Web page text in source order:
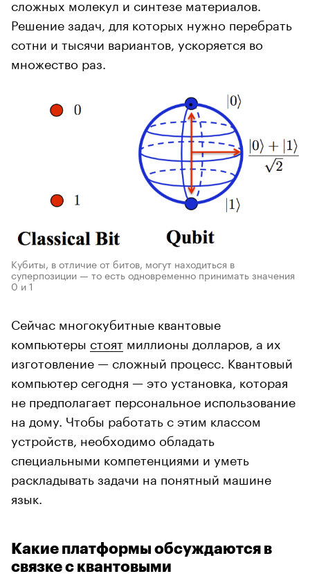
сложных молекул и синтезе материалов.
Решение задач, для которых нужно перебрать
сотни и тысячи вариантов, ускоряется во
множество раз.
Кубиты, в отличие от битов, могут находиться в
суперпозиции — то есть одновременно принимать значения
0 и 1
Сейчас многокубитные квантовые
компьютеры стоят миллионы долларов, а их
изготовление — сложный процесс. Квантовый
компьютер сегодня — это установка, которая
не предполагает персональное использование
на дому. Чтобы работать с этим классом
устройств, необходимо обладать
специальными компетенциями и уметь
раскладывать задачи на понятный машине
язык.
Какие платформы обсуждаются в
связке с квантовыми